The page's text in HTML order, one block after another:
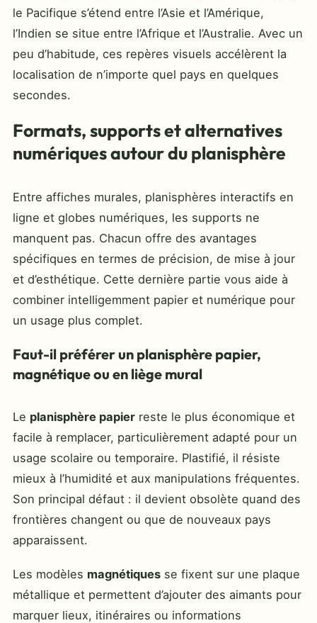
le Pacifique s’étend entre l’Asie et l’Amérique,
l’Indien se situe entre l’Afrique et l’Australie. Avec un
peu d’habitude, ces repères visuels accélèrent la
localisation de n’importe quel pays en quelques
secondes.
Formats, supports et alternatives
numériques autour du planisphère
Entre affiches murales, planisphères interactifs en
ligne et globes numériques, les supports ne
manquent pas. Chacun offre des avantages
spécifiques en termes de précision, de mise à jour
et d’esthétique. Cette dernière partie vous aide à
combiner intelligemment papier et numérique pour
un usage plus complet.
Faut-il préférer un planisphère papier,
magnétique ou en liège mural
Le planisphère papier reste le plus économique et
facile à remplacer, particulièrement adapté pour un
usage scolaire ou temporaire. Plastifié, il résiste
mieux à l’humidité et aux manipulations fréquentes.
Son principal défaut : il devient obsolète quand des
frontières changent ou que de nouveaux pays
apparaissent.
Les modèles magnétiques se fixent sur une plaque
métallique et permettent d’ajouter des aimants pour
marquer lieux, itinéraires ou informations